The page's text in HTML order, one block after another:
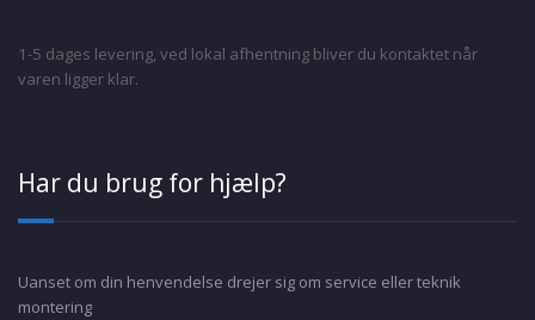
1-5 dages levering, ved lokal afhentning bliver du kontaktet når
varen ligger klar.
Har du brug for hjælp?
Uanset om din henvendelse drejer sig om service eller teknik
montering